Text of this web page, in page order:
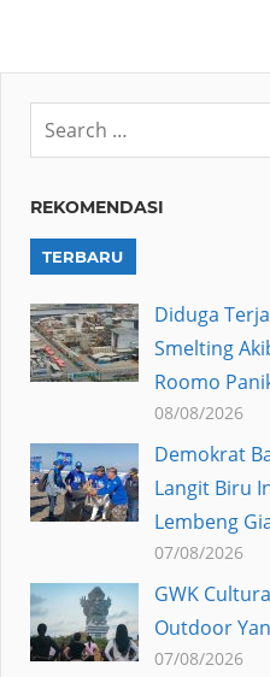
REKOMENDASI
TERBARU
Diduga
Smelting
Roomo
08/08/2026
Demokrat
Langit Biru
Lembeng
07/08/2026
GWK
Outdoor
07/08/2026